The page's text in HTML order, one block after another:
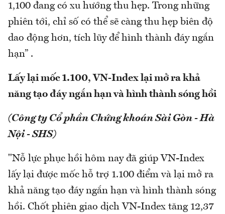
1,100 đang có xu hướng thu hẹp. Trong những
phiên tới, chỉ số có thể sẽ càng thu hẹp biên độ
dao động hơn, tích lũy để hình thành đáy ngắn
hạn” .
Lấy lại mốc 1.100, VN-Index lại mở ra khả
năng tạo đáy ngắn hạn và hình thành sóng hồi
(Công ty Cổ phần Chứng khoán Sài Gòn - Hà
Nội - SHS)
"Nỗ lực phục hồi hôm nay đã giúp VN-Index
lấy lại được mốc hỗ trợ 1.100 điểm và lại mở ra
khả năng tạo đáy ngắn hạn và hình thành sóng
hồi. Chốt phiên giao dịch VN-Index tăng 12,37